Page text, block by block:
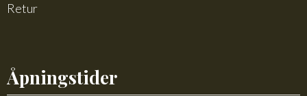
Retur
Åpningstider